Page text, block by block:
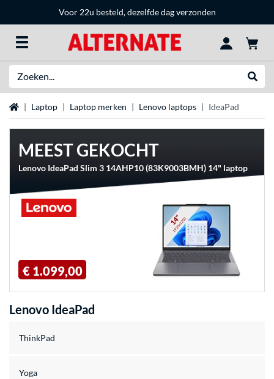
Voor 22u besteld, dezelfde dag verzonden
Home Laptop Laptop merken Lenovo laptops IdeaPad
MEEST GEKOCHT
Lenovo IdeaPad Slim 3 14AHP10 (83K9003BMH) 14" laptop
€ 1.099,00
Lenovo IdeaPad
ThinkPad
Yoga